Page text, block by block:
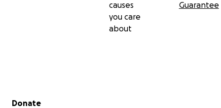
causes
you care
about
Guarantee
Secondary menu
Donate